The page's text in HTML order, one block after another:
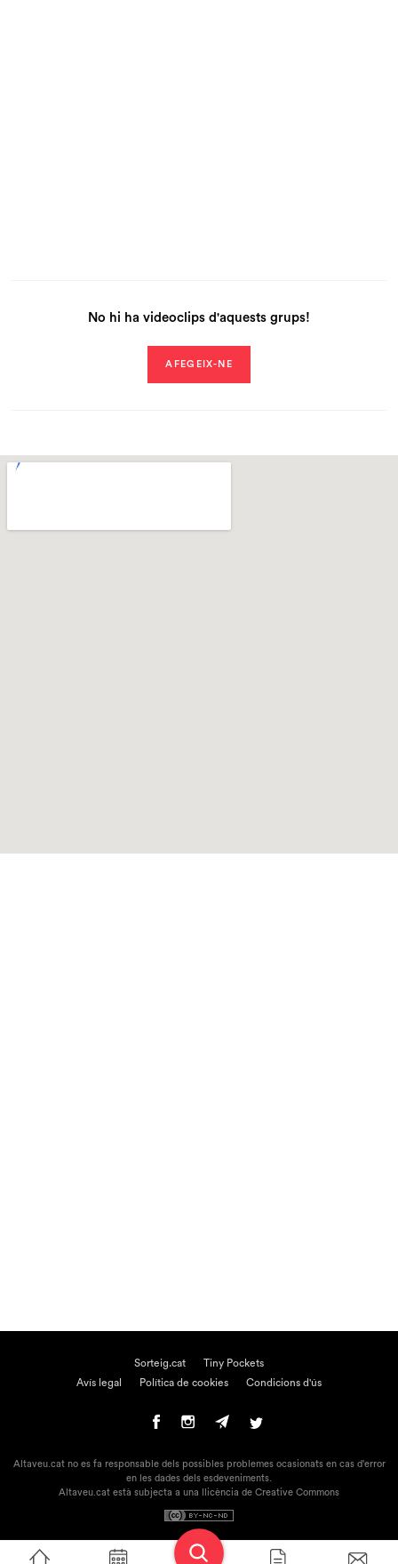
No hi ha videoclips d'aquests grups!
AFEGEIX-NE
Sorteig.cat
Tiny Pockets
Avís legal
Política de cookies Condicions d'ús
Altaveu.cat no es fa responsable dels possibles problemes ocasionats en cas d'error
en les dades dels esdeveniments.
Altaveu.cat està subjecta a una llicència de Creative Commons